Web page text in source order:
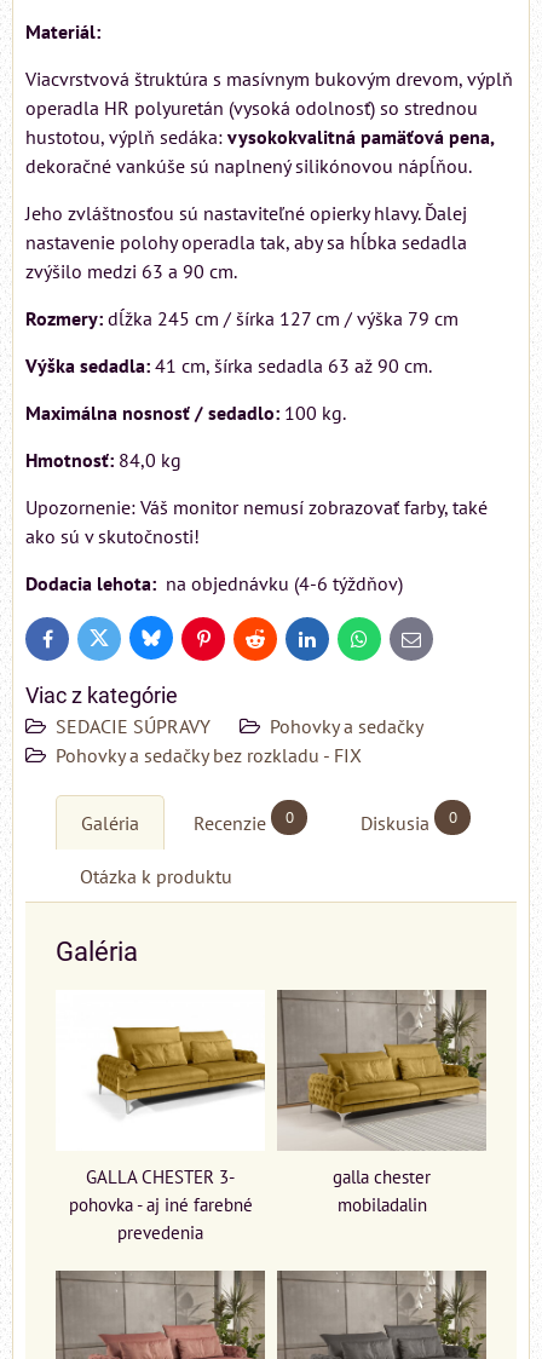
Materiál:
Viacvrstvová štruktúra s masívnym bukovým drevom, výplň
operadla HR polyuretán (vysoká odolnosť) so strednou
hustotou, výplň sedáka: vysokokvalitná pamäťová pena,
dekoračné vankúše sú naplnený silikónovou nápĺňou.
Jeho zvláštnosťou sú nastaviteľné opierky hlavy. Ďalej
nastavenie polohy operadla tak, aby sa hĺbka sedadla
zvýšilo medzi 63 a 90 cm.
Rozmery: dĺžka 245 cm / šírka 127 cm / výška 79 cm
Výška sedadla: 41 cm, šírka sedadla 63 až 90 cm.
Maximálna nosnosť / sedadlo: 100 kg.
Hmotnosť: 84,0 kg
Upozornenie: Váš monitor nemusí zobrazovať farby, také
ako sú v skutočnosti!
Dodacia lehota: na objednávku (4-6 týždňov)
FacebookTwitter BlueskyPinterestReddit LinkedInWhatsApp
E-
mail
Viac z kategórie
SEDACIE SÚPRAVY
Pohovky a sedačky
Pohovky a sedačky bez rozkladu - FIX
Galéria Recenzie 0 Diskusia 0
Otázka k produktu
Galéria
GALLA CHESTER 3-
pohovka - aj iné farebné
prevedenia
galla chester
mobiladalin